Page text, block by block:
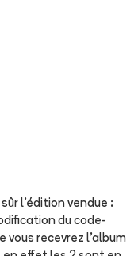
l'édition vendue :
du code-
vous recevrez l'album